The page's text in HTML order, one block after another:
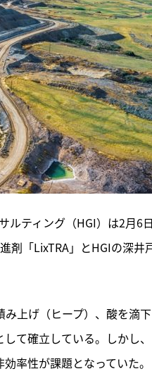
ルティング（HGI）は2月6
剤「LixTRA」とHGIの深井
上げ（ヒープ）、酸を滴
て確立している。しかし
率性が課題となっていた。